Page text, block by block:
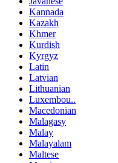
Kannada
Kazakh
Khmer
Kurdish
Kyrgyz
Latin
Latvian
Lithuanian
Luxembou..
Macedonian
Malagasy
Malay
Malayalam
Maltese